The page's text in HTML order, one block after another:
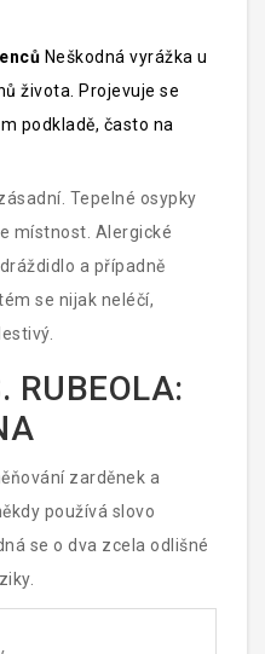
Neškodná vyrážka u
života. Projevuje se
podkladě, často na
Tepelné osypky
místnost. Alergické
a případně
se nijak neléčí,
RUBEOLA:
zarděnek a
používá slovo
se o dva zcela odlišné